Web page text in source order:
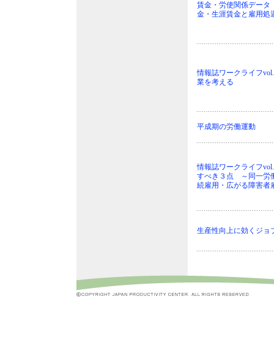
賃金・労使関係デー
金・生涯賃金と雇用処
情報誌ワークライフ
業を考える
平成期の労働運動
情報誌ワークライフ
すべき３点 ～同一労
続雇用・広がる障害者
生産性向上に効くジョ